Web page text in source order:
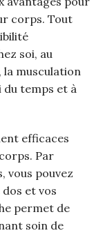
corps. Tout
soi, au
la musculation
du temps et à
efficaces
Par
vous pouvez
et vos
permet de
soin de